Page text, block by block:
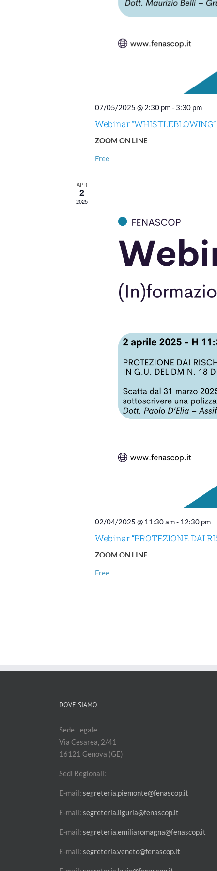
07/05/2025 @ 2:30 pm- 3:30 pm
Webinar “WHISTLEBLOWING”
ZOOM ON LINE
Free
APR
2
2025
02/04/2025 @ 11:30 am- 12:30 pm
Webinar “PROTEZIONE DAI
ZOOM ON LINE
Free
DOVE SIAMO
Sede Legale
Via Cesarea, 2/41
16121 Genova (GE)
Sedi Regionali:
E-mail: segreteria.piemonte@fenascop.it
E-mail: segreteria.liguria@fenascop.it
E-mail: segreteria.emiliaromagna@fenascop.it
E-mail: segreteria.veneto@fenascop.it